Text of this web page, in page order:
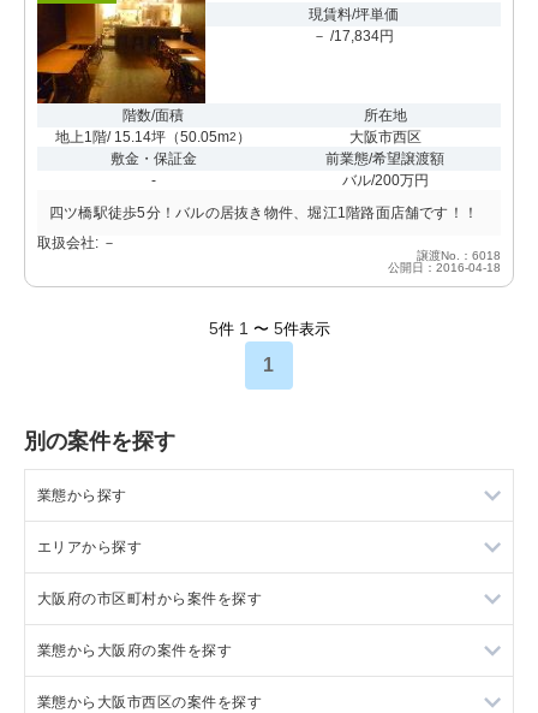
現賃料/坪単価
－ /17,834円
階数/面積
地上1階/ 15.14坪 （50.05m2 ）
所在地
大阪市西区
敷金・保証金
-
前業態/希望譲渡額
バル/200万円
四ツ橋駅徒歩5分！バルの居抜き物件、堀江1階路面店舗です！！
取扱会社: －
譲渡No.：6018
公開日：2016-04-18
5件 1 〜 5件表示
1
別の案件を探す
業態から探す
ラーメンの居抜き売却物件の案件一覧
フランス料理の居抜き売却物件の案件一覧
イタリア料理の居抜き売却物件の案件一覧
中華の居抜き売却物件の案件一覧
エリアから探す
東京23区の飲食店の居抜き売却物件の案件一覧
東京都下の飲食店の居抜き売却物件の案件一覧
千葉県の飲食店の居抜き売却物件の案件一覧
大阪府の市区町村から案件を探す
大阪市北区の飲食店の居抜き売却物件の案件一覧
大阪市中央区の飲食店の居抜き売却物件の案件一覧
業態から大阪府の案件を探す
大阪府のラーメンの居抜き売却物件の案件一覧
業態から大阪市西区の案件を探す